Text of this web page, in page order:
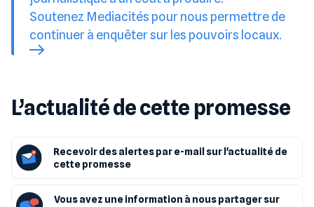
Soutenez Mediacités pour nous permettre de
continuer à enquêter sur les pouvoirs locaux.
L’actualité de cette promesse
Recevoir des alertes par e-mail sur l'actualité de
cette promesse
Vous avez une information à nous partager sur